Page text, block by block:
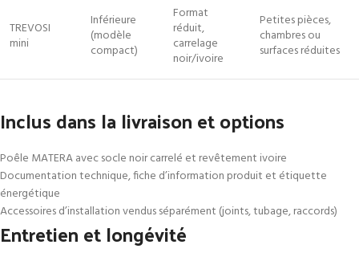
TREVOSI
mini
Inférieure
(modèle
compact)
Format
réduit,
carrelage
noir/ivoire
Petites pièces,
chambres ou
surfaces réduites
Inclus dans la livraison et options
Poêle MATERA avec socle noir carrelé et revêtement ivoire
Documentation technique, fiche d’information produit et étiquette
énergétique
Accessoires d’installation vendus séparément (joints, tubage, raccords)
Entretien et longévité